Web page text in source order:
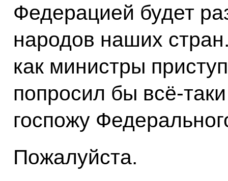
Федерацией будет
народов наших
как министры
попросил бы
госпожу
Пожалуйста.